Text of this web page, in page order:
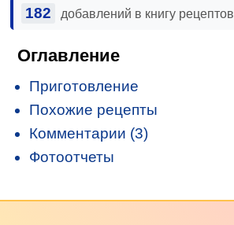
182 добавлений в книгу рецептов
Оглавление
Приготовление
Похожие рецепты
Комментарии (3)
Фотоотчеты